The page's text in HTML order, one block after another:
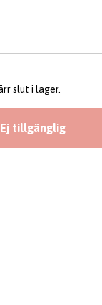
slut i lager.
Ej tillgänglig